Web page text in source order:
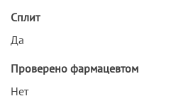
Сплит
Да
Проверено фармацевтом
Нет